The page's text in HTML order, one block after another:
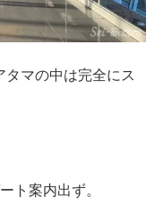
タマの中は完全にス
ト案内出ず。